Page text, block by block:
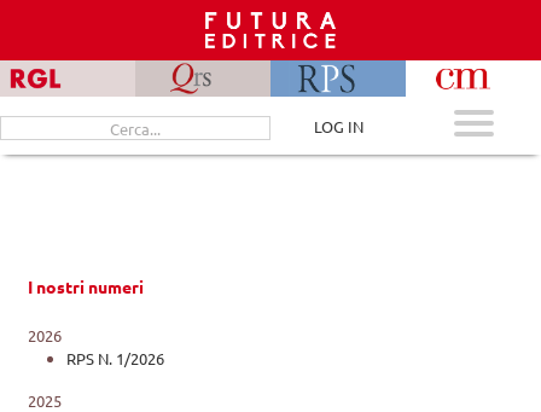
content
Cerca
per:
LOG IN
I nostri numeri
2026
RPS N. 1/2026
2025